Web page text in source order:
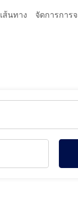
เส้นทาง จัดการการ